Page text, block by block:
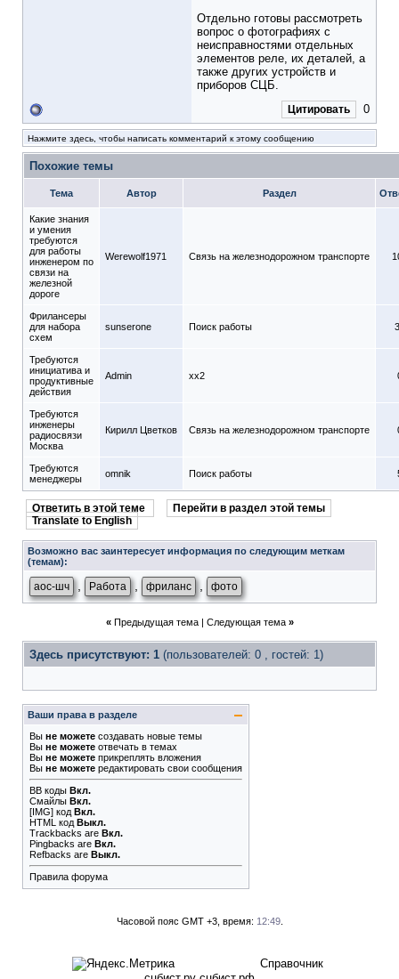
Отдельно готовы рассмотреть
вопрос о фотографиях с
неисправностями отдельных
элементов реле, их деталей, а
также других устройств и
приборов СЦБ.
Цитировать 0
Нажмите здесь, чтобы написать комментарий к этому сообщению
Похожие темы
Тема Автор Раздел
Какие знания
и умения
требуются
для работы
инженером по
связи на
железной
дороге
Werewolf1971 Связь на железнодорожном транспорте
Фрилансеры
для набора
схем
sunserone Поиск работы
Требуются
инициатива и
продуктивные
действия
Admin xx2
Требуются
инженеры
радиосвязи
Москва
Кирилл Цветков Связь на железнодорожном транспорте
Требуются
менеджеры
omnik Поиск работы
Ответить в этой теме
Перейти в раздел этой темы
Translate to English
Возможно вас заинтересует информация по следующим меткам
(темам):
аос-шч Работа фриланс фото
« Предыдущая тема| Следующая тема »
Здесь присутствуют: 1 (пользователей: 0 , гостей: 1)
Ваши права в разделе
Вы не можете создавать новые темы
Вы не можете отвечать в темах
Вы не можете прикреплять вложения
Вы не можете редактировать свои сообщения
BB коды Вкл.
Смайлы Вкл.
[IMG] код Вкл.
HTML код Выкл.
Trackbacks are Вкл.
Pingbacks are Вкл.
Refbacks are Выкл.
Правила форума
Часовой пояс GMT +3, время: 12:49.
Справочник